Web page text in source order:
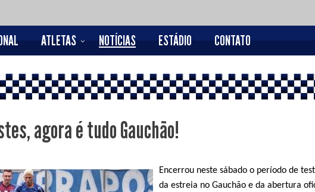
ATLETAS NOTÍCIAS ESTÁDIO CONTATO
agora é tudo Gauchão!
Encerrou neste sábado o período de
da estreia no Gauchão e da abertura